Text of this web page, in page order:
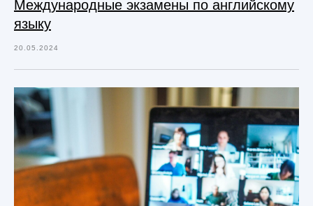
Международные экзамены по английскому
языку
20.05.2024